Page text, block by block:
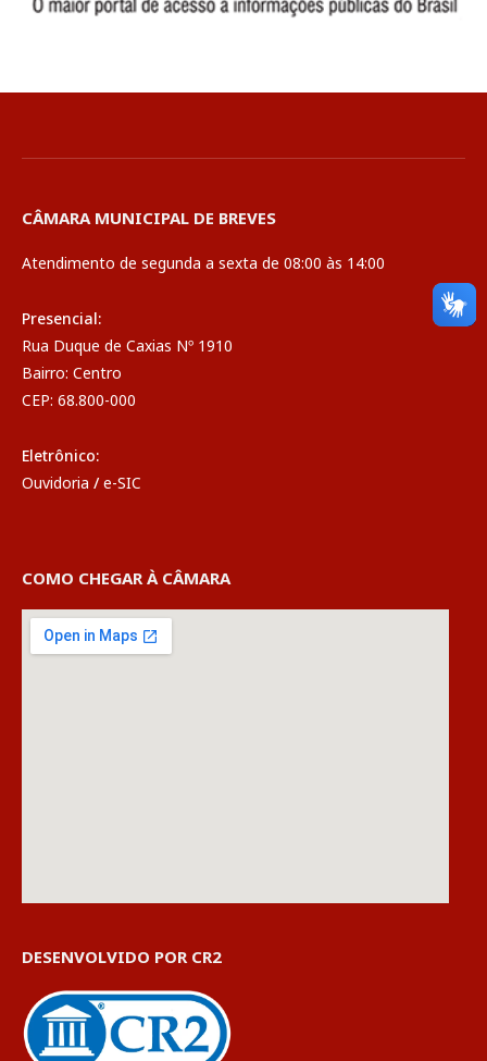
CÂMARA MUNICIPAL DE BREVES
Atendimento de segunda a sexta de 08:00 às 14:00
Presencial:
Rua Duque de Caxias Nº 1910
Bairro: Centro
CEP: 68.800-000
Eletrônico:
Ouvidoria / e-SIC
COMO CHEGAR À CÂMARA
DESENVOLVIDO POR CR2